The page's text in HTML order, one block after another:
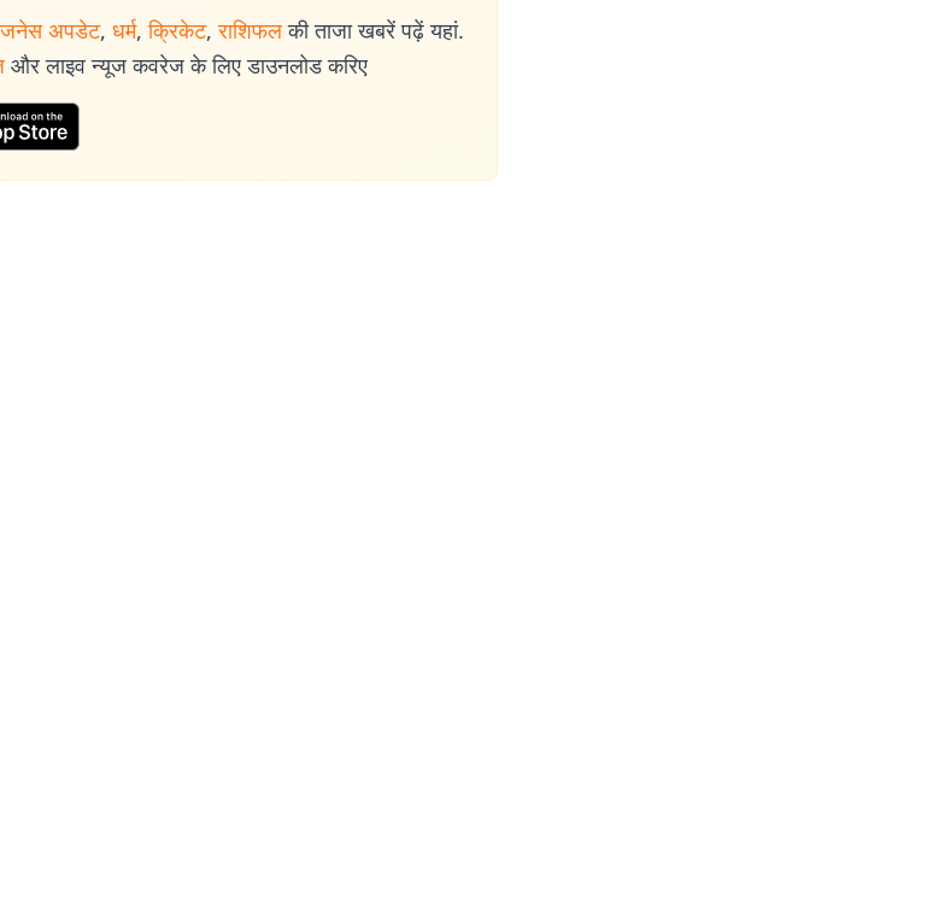
अपडेट, धर्म, क्रिकेट, राशिफल की ताजा खबरें पढ़ें यहां.
और लाइव न्यूज कवरेज के लिए डाउनलोड करिए